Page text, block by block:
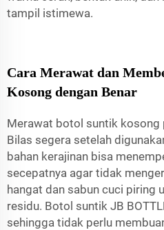
tampil istimewa.
Cara Merawat dan
Kosong dengan Benar
Merawat botol suntik kosong
Bilas segera setelah
bahan kerajinan bisa
secepatnya agar tidak
hangat dan sabun cuci piring
residu. Botol suntik JB
sehingga tidak perlu